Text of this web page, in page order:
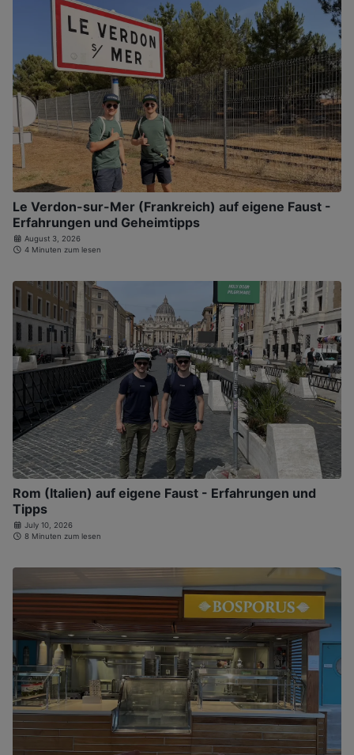
Le Verdon-sur-Mer (Frankreich) auf eigene Faust -
Erfahrungen und Geheimtipps
August 3, 2026
4 Minuten zum lesen
Rom (Italien) auf eigene Faust - Erfahrungen und
Tipps
July 10, 2026
8 Minuten zum lesen